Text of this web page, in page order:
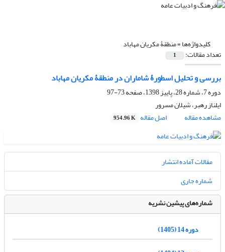
کلیدواژه‌ها =منطقۀ مکریان مهاباد
تعداد مقالات: 1
بررسی و تحلیل اسطورۀ شاماران در منطقۀ مکریان مهاباد
دوره 7، شماره 28، پاییز 1398، صفحه
73-97
ایلناز رهبر، شیلان مسرور
مشاهده مقاله
اصل مقاله 954.96 K
مقالات آماده انتشار
شماره جاری
شماره‌های پیشین نشریه
دوره 14 (1405)